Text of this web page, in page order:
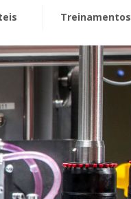
Treinamentos